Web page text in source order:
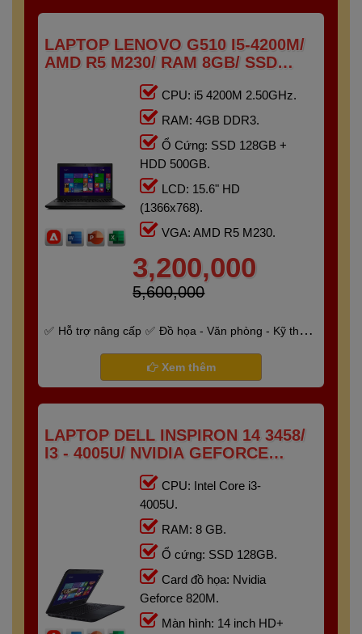
LAPTOP LENOVO G510 I5-4200M/
AMD R5 M230/ RAM 8GB/ SSD
128GB + HDD 500GB/ 15.6" HD
CPU: i5 4200M 2.50GHz.
RAM: 4GB DDR3.
Ổ Cứng: SSD 128GB +
HDD 500GB.
LCD: 15.6" HD
(1366x768).
VGA: AMD R5 M230.
3,200,000
5,600,000
Hỗ trợ nâng cấp
Đồ họa - Văn phòng - Kỹ thuật
Bảo hành 6 tháng
Xem thêm
LAPTOP DELL INSPIRON 14 3458/
I3 - 4005U/ NVIDIA GEFORCE
820M/ RAM 8G/ SSD 128GB/
CPU: Intel Core i3-
4005U.
RAM: 8 GB.
Ổ cứng: SSD 128GB.
Card đồ họa: Nvidia
Geforce 820M.
Màn hình: 14 inch HD+